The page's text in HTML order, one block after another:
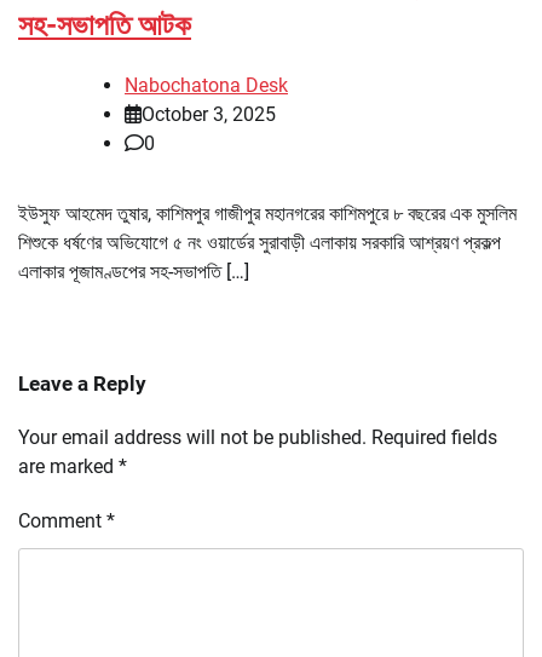
সহ-সভাপতি আটক
Nabochatona Desk
October 3, 2025
0
ইউসুফ আহমেদ তুষার, কাশিমপুর গাজীপুর মহানগরের কাশিমপুরে ৮ বছরের এক মুসলিম
শিশুকে ধর্ষণের অভিযোগে ৫ নং ওয়ার্ডের সুরাবাড়ী এলাকায় সরকারি আশ্রয়ণ প্রকল্প
এলাকার পূজামণ্ডপের সহ-সভাপতি […]
Leave a Reply
Your email address will not be published. Required fields
are marked *
Comment *